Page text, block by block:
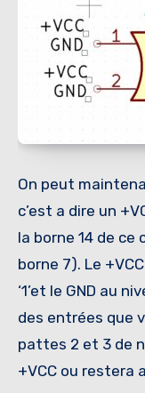
On peut
c’est a dire un
la borne 14 de ce
borne 7). Le
‘1’et le GND au
des entrées que
pattes 2 et 3 de
+VCC ou restera